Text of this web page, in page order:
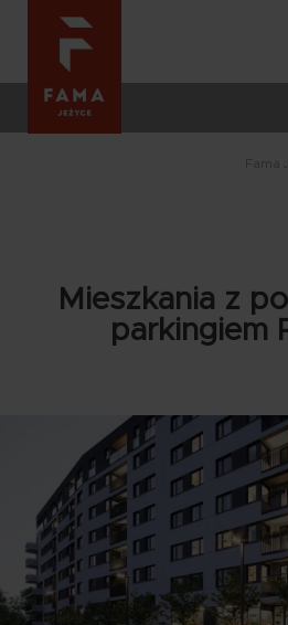
Fama
Mieszkania z
parkingiem